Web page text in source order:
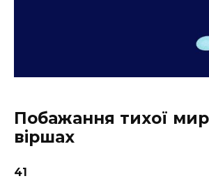
Побажання тихої
віршах
41